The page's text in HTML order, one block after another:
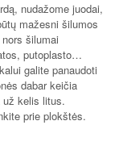
nudažome juodai,
mažesni šilumos
šilumai
putoplasto…
galite panaudoti
dabar keičia
už kelis litus.
prie plokštės.